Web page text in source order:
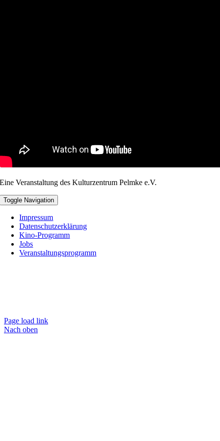
Eine Veranstaltung des Kulturzentrum Pelmke e.V.
Toggle Navigation
Impressum
Datenschutzerklärung
Kino-Programm
Jobs
Veranstaltungsprogramm
Page load link
Nach oben